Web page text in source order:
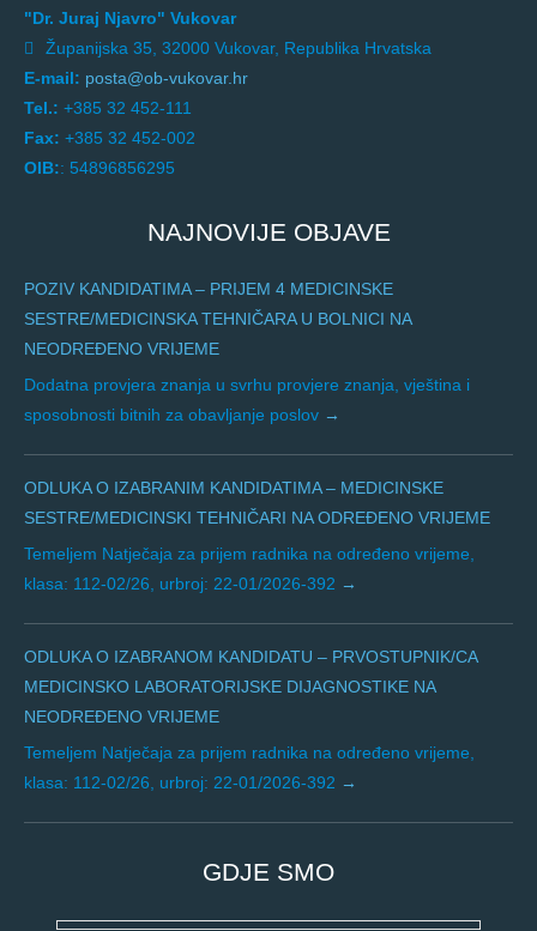
"Dr. Juraj Njavro" Vukovar
Županijska 35, 32000 Vukovar, Republika Hrvatska
E-mail: posta@ob-vukovar.hr
Tel.: +385 32 452-111
Fax: +385 32 452-002
OIB:: 54896856295
NAJNOVIJE OBJAVE
POZIV KANDIDATIMA – PRIJEM 4 MEDICINSKE
SESTRE/MEDICINSKA TEHNIČARA U BOLNICI NA
NEODREĐENO VRIJEME
Dodatna provjera znanja u svrhu provjere znanja, vještina i
sposobnosti bitnih za obavljanje poslov
ODLUKA O IZABRANIM KANDIDATIMA – MEDICINSKE
SESTRE/MEDICINSKI TEHNIČARI NA ODREĐENO VRIJEME
Temeljem Natječaja za prijem radnika na određeno vrijeme,
klasa: 112-02/26, urbroj: 22-01/2026-392
ODLUKA O IZABRANOM KANDIDATU – PRVOSTUPNIK/CA
MEDICINSKO LABORATORIJSKE DIJAGNOSTIKE NA
NEODREĐENO VRIJEME
Temeljem Natječaja za prijem radnika na određeno vrijeme,
klasa: 112-02/26, urbroj: 22-01/2026-392
GDJE SMO